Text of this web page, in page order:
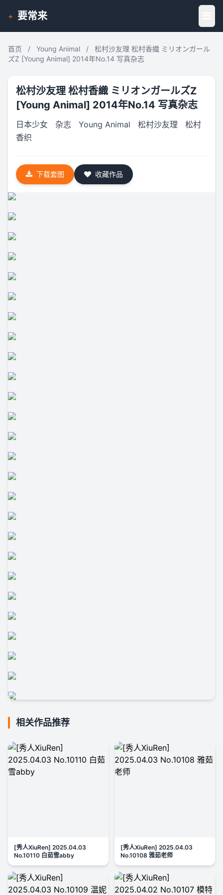
+ 要常来
首页 / Young Animal /
松村沙友理 松村香織 ミリオンガール
ズZ [Young Animal] 2014年No.14 写真杂志
松村沙友理 松村香織 ミリオンガールズZ
[Young Animal] 2014年No.14 写真杂志
日本少女 杂志 Young Animal 松村沙友理
松村
香织
下载套图 收藏作品
相关作品推荐
[秀人XiuRen] 2025.04.03
No.10110 白茹雪abby
[秀人XiuRen] 2025.04.03
No.10108 雅茹老师